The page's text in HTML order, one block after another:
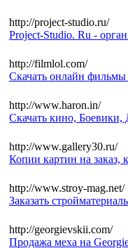
http://project-studio.ru/
Project-Studio. Ru -
http://filmlol.com/
Скачать онлайн
http://www.haron.in/
Скачать кино,
http://www.gallery30.ru/
Копии картин на заказ,
http://www.stroy-mag.net/
Заказать
http://georgievskii.com/
Продажа меха на